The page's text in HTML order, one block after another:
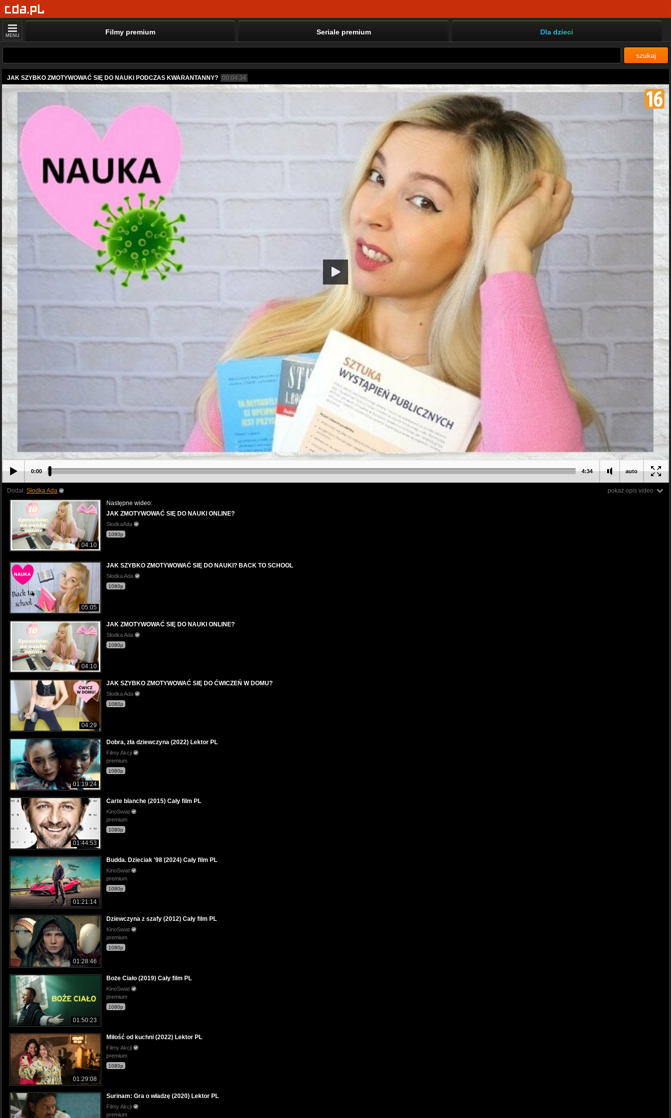
MENU Filmy premium Seriale premium Dla dzieci
szukaj
JAK SZYBKO ZMOTYWOWAĆ SIĘ DO NAUKI PODCZAS KWARANTANNY? 00:04:34
auto
0:00 4:34
pokaż opis video
Dodał: Słodka Ada
04:10
Następne wideo:
JAK ZMOTYWOWAĆ SIĘ DO NAUKI ONLINE?
SlodkaAda
1080p
05:05
JAK SZYBKO ZMOTYWOWAĆ SIĘ DO NAUKI? BACK TO SCHOOL
Słodka Ada
1080p
04:10
JAK ZMOTYWOWAĆ SIĘ DO NAUKI ONLINE?
Słodka Ada
1080p
04:29
JAK SZYBKO ZMOTYWOWAĆ SIĘ DO ĆWICZEŃ W DOMU?
Słodka Ada
1080p
01:19:24
Dobra, zła dziewczyna (2022) Lektor PL
Filmy Akcji
premium
1080p
01:44:53
Carte blanche (2015) Cały film PL
KinoSwiat
premium
1080p
01:21:14
Budda. Dzieciak '98 (2024) Cały film PL
KinoSwiat
premium
1080p
01:28:46
Dziewczyna z szafy (2012) Cały film PL
KinoSwiat
premium
1080p
01:50:23
Boże Ciało (2019) Cały film PL
KinoSwiat
premium
1080p
01:29:08
Miłość od kuchni (2022) Lektor PL
Filmy Akcji
premium
1080p
Surinam: Gra o władzę (2020) Lektor PL
Filmy Akcji
premium